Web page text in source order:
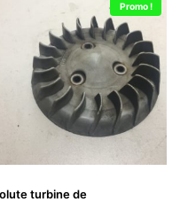
Promo !
turbine de